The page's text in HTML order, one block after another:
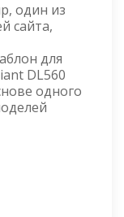
один из
сайта,
для
DL560
одного